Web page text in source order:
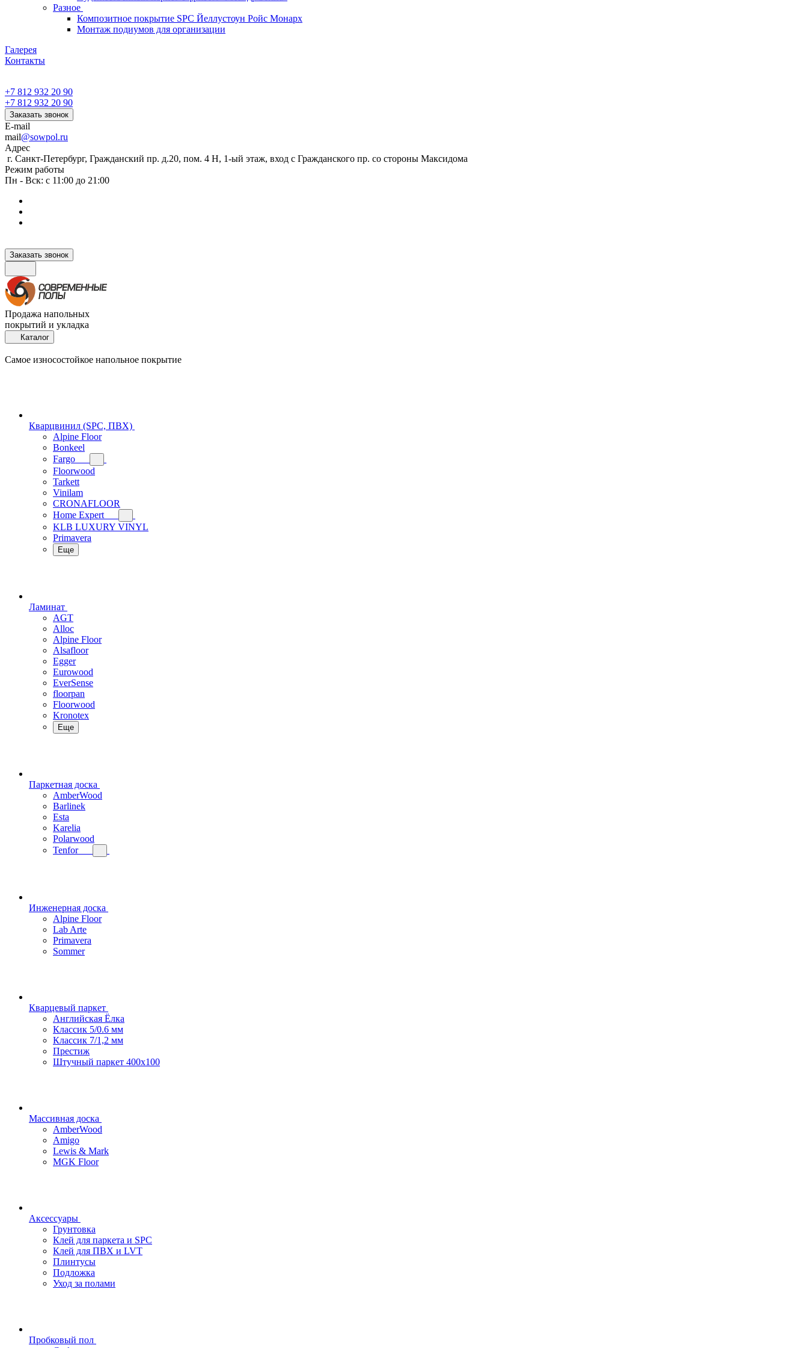
Разное
Композитное покрытие SPC Йеллустоун Ройс Монарх
Монтаж подиумов для организации
Галерея
Контакты
+7 812 932 20 90
+7 812 932 20 90
Заказать звонок
E-mail
mail@sowpol.ru
Адрес
г. Санкт-Петербург, Гражданский пр. д.20, пом. 4 Н, 1-ый этаж, вход с Гражданского пр. со стороны Максидома
Режим работы
Пн - Вск: с 11:00 до 21:00
Заказать звонок
Продажа напольных
покрытий и укладка
Каталог
Самое износостойкое напольное покрытие
Кварцвинил (SPC, ПВХ)
Alpine Floor
Bonkeel
Fargo
Floorwood
Tarkett
Vinilam
CRONAFLOOR
Home Expert
KLB LUXURY VINYL
Primavera
Еще
Ламинат
AGT
Alloc
Alpine Floor
Alsafloor
Egger
Eurowood
EverSense
floorpan
Floorwood
Kronotex
Еще
Паркетная доска
AmberWood
Barlinek
Esta
Karelia
Polarwood
Tenfor
Инженерная доска
Alpine Floor
Lab Arte
Primavera
Sommer
Кварцевый паркет
Английская Ёлка
Классик 5/0.6 мм
Классик 7/1,2 мм
Престиж
Штучный паркет 400x100
Массивная доска
AmberWood
Amigo
Lewis & Mark
MGK Floor
Аксессуары
Грунтовка
Клей для паркета и SPC
Клей для ПВХ и LVT
Плинтусы
Подложка
Уход за полами
Пробковый пол